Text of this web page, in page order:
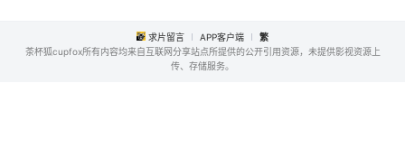
求片留言 APP客户端
繁
茶杯狐cupfox所有内容均来自互联网分享站点所提供的公开引用资源，未提供影视资源上
传、存储服务。